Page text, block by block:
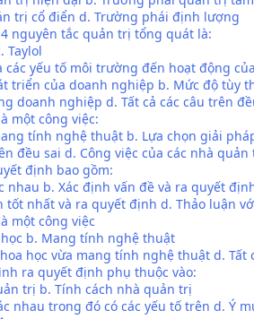
trị cổ điển d. Trường phái định lượng
nguyên tắc quản trị tổng quát là:
Taylol
các yếu tố môi trường đến hoạt động
triển của doanh nghiệp b. Mức độ tùy
doanh nghiệp d. Tất cả các câu trên
một công việc:
tính nghệ thuật b. Lựa chọn giải
đều sai d. Công việc của các nhà quản
định bao gồm:
nhau b. Xác định vấn đề và ra quyết
tốt nhất và ra quyết định d. Thảo luận
một công việc
b. Mang tính nghệ thuật
học vừa mang tính nghệ thuật d. Tất
ra quyết định phụ thuộc vào:
trị b. Tính cách nhà quản trị
nhau trong đó có các yếu tố trên d. Ý